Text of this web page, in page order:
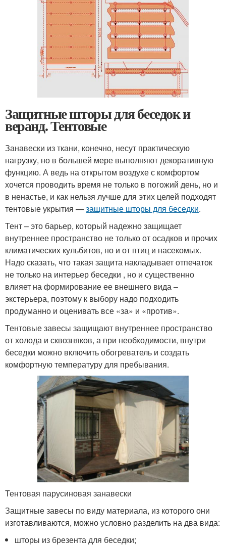
Защитные шторы для беседок и
веранд. Тентовые
Занавески из ткани, конечно, несут практическую
нагрузку, но в большей мере выполняют декоративную
функцию. А ведь на открытом воздухе с комфортом
хочется проводить время не только в погожий день, но и
в ненастье, и как нельзя лучше для этих целей подходят
тентовые укрытия —защитные шторы для беседки.
Тент – это барьер, который надежно защищает
внутреннее пространство не только от осадков и прочих
климатических кульбитов, но и от птиц и насекомых.
Надо сказать, что такая защита накладывает отпечаток
не только на интерьер беседки , но и существенно
влияет на формирование ее внешнего вида –
экстерьера, поэтому к выбору надо подходить
продуманно и оценивать все «за» и «против».
Тентовые завесы защищают внутреннее пространство
от холода и сквозняков, а при необходимости, внутри
беседки можно включить обогреватель и создать
комфортную температуру для пребывания.
Тентовая парусиновая занавески
Защитные завесы по виду материала, из которого они
изготавливаются, можно условно разделить на два вида:
шторы из брезента для беседки;